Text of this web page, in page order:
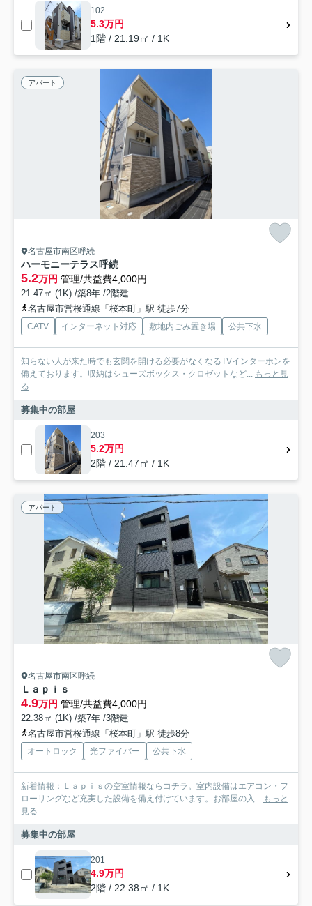
102
5.3万円
1階 / 21.19㎡ / 1K
アパート
名古屋市南区呼続
ハーモニーテラス呼続
5.2万円 管理/共益費4,000円
21.47㎡ (1K) /築8年 /2階建
名古屋市営桜通線「桜本町」駅 徒歩7分
CATV インターネット対応 敷地内ごみ置き場 公共下水
知らない人が来た時でも玄関を開ける必要がなくなるTVインターホンを
備えております。収納はシューズボックス・クロゼットなど... もっと見
る
募集中の部屋
203
5.2万円
2階 / 21.47㎡ / 1K
アパート
名古屋市南区呼続
Ｌａｐｉｓ
4.9万円 管理/共益費4,000円
22.38㎡ (1K) /築7年 /3階建
名古屋市営桜通線「桜本町」駅 徒歩8分
オートロック 光ファイバー 公共下水
新着情報：Ｌａｐｉｓの空室情報ならコチラ。室内設備はエアコン・フ
ローリングなど充実した設備を備え付けています。お部屋の入... もっと
見る
募集中の部屋
201
4.9万円
2階 / 22.38㎡ / 1K